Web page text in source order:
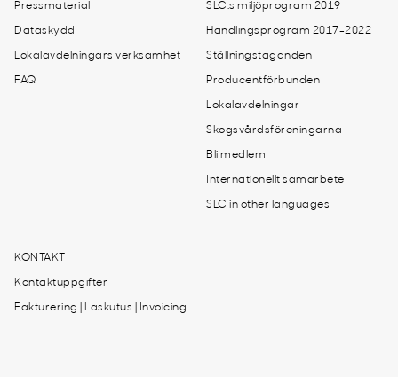
Pressmaterial
Dataskydd
Lokalavdelningars verksamhet
FAQ
SLC:s miljöprogram 2019
Handlingsprogram 2017-2022
Ställningstaganden
Producentförbunden
Lokalavdelningar
Skogsvårdsföreningarna
Bli medlem
Internationellt samarbete
SLC in other languages
KONTAKT
Kontaktuppgifter
Fakturering | Laskutus | Invoicing